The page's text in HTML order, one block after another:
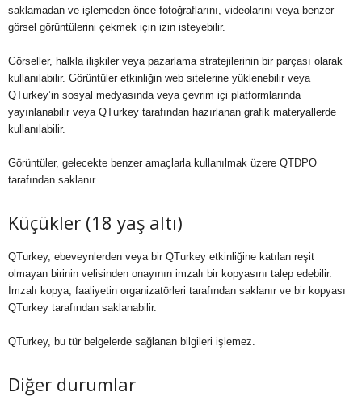
saklamadan ve işlemeden önce fotoğraflarını, videolarını veya benzer
görsel görüntülerini çekmek için izin isteyebilir.
Görseller, halkla ilişkiler veya pazarlama stratejilerinin bir parçası olarak
kullanılabilir. Görüntüler etkinliğin web sitelerine yüklenebilir veya
QTurkey’in sosyal medyasında veya çevrim içi platformlarında
yayınlanabilir veya QTurkey tarafından hazırlanan grafik materyallerde
kullanılabilir.
Görüntüler, gelecekte benzer amaçlarla kullanılmak üzere QTDPO
tarafından saklanır.
Küçükler (18 yaş altı)
QTurkey, ebeveynlerden veya bir QTurkey etkinliğine katılan reşit
olmayan birinin velisinden onayının imzalı bir kopyasını talep edebilir.
İmzalı kopya, faaliyetin organizatörleri tarafından saklanır ve bir kopyası
QTurkey tarafından saklanabilir.
QTurkey, bu tür belgelerde sağlanan bilgileri işlemez.
Diğer durumlar